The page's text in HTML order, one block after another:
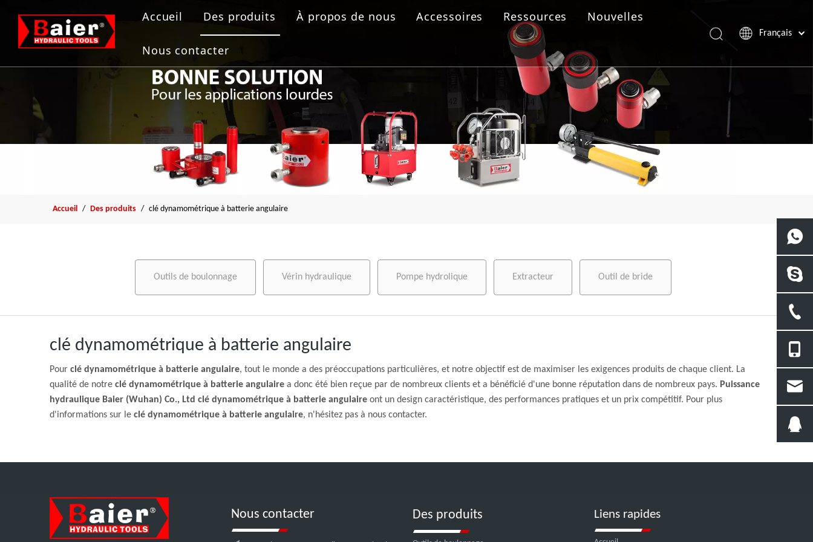
Accueil Des produits
Outils de boulonnage
Vérin hydraulique
Pompe hydrolique
Extracteur
Outil de bride
À propos de nous Accessoires Ressources Nouvelles
Nous contacter
Français
Español
Accueil / Des produits / clé dynamométrique à batterie angulaire
Outils de boulonnage Vérin hydraulique Pompe hydrolique Extracteur Outil de bride
clé dynamométrique à batterie angulaire
Pour clé dynamométrique à batterie angulaire, tout le monde a des préoccupations particulières, et notre objectif est de maximiser les exigences produits de chaque client. La
qualité de notre clé dynamométrique à batterie angulaire a donc été bien reçue par de nombreux clients et a bénéficié d'une bonne réputation dans de nombreux pays. Puissance
hydraulique Baier (Wuhan) Co., Ltd clé dynamométrique à batterie angulaire ont un design caractéristique, des performances pratiques et un prix compétitif. Pour plus
d'informations sur le clé dynamométrique à batterie angulaire, n'hésitez pas à nous contacter.
Nous contacter Des produits Liens rapides